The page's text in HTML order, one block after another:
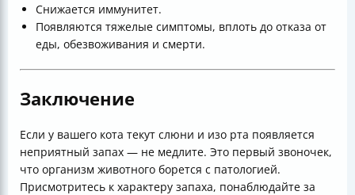
Снижается иммунитет.
Появляются тяжелые симптомы, вплоть до отказа от
еды, обезвоживания и смерти.
Заключение
Если у вашего кота текут слюни и изо рта появляется
неприятный запах — не медлите. Это первый звоночек,
что организм животного борется с патологией.
Присмотритесь к характеру запаха, понаблюдайте за